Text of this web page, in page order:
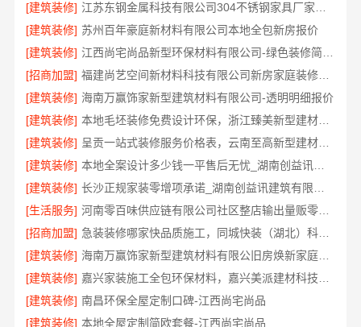
[建筑装修]
[建筑装修] 苏州百年豪庭新材料有限公司本地全包新房报价
[建筑装修]
[招商加盟]
福建尚艺空间新材料科技有限公司新房家庭装修硬装施工
[建筑装修] 海南万赢饰家新型建筑材料有限公司-透明明细报价
[建筑装修]
本地毛坯装修免费设计环保，浙江臻美新型建材有限公司品质之选
[建筑装修]
呈贡一站式装修服务价格表，云南至高新型建材有限公司
[建筑装修]
[建筑装修]
[生活服务]
河南零百味供应链有限公司社区整店输出量贩零食适配全场景
[招商加盟]
急装装修哪家快品质施工，同城快装（湖北）科技有限公司标准化
[建筑装修]
海南万赢饰家新型建筑材料有限公旧房焕新家庭装修吊顶造型
[建筑装修]
[建筑装修] 南昌环保全屋定制口碑-江西尚宅尚品
[建筑装修] 本地全屋定制简欧套餐-江西尚宅尚品